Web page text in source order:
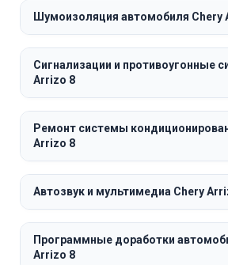
Шумоизоляция автомобиля Chery
Сигнализации и противоугонные
Arrizo 8
Ремонт системы
Arrizo 8
Автозвук и мультимедиа Chery
Программные доработки
Arrizo 8